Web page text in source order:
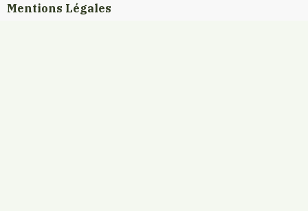
Mentions Légales